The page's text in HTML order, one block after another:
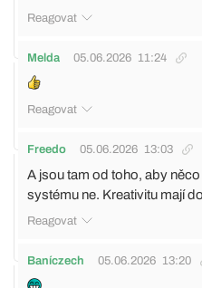
Reagovat
Melda 05.06.2026 11:24
Reagovat
Freedo 05.06.2026 13:03
A jsou tam od toho, aby
systému ne. Kreativitu mají
Reagovat
Baníczech 05.06.2026 13:20